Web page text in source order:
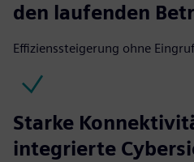
den laufenden
Effizienssteigerung ohne
Starke
integrierte